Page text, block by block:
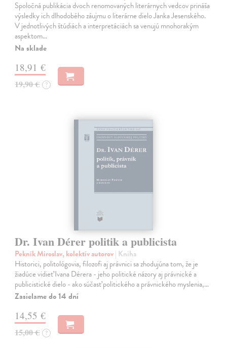
Spoločná publikácia dvoch renomovaných literárnych vedcov prináša
výsledky ich dlhodobého záujmu o literárne dielo Janka Jesenského.
V jednotlivých štúdiách a interpretáciách sa venujú mnohorakým
aspektom…
Na sklade
18,91 €
19,90 € ?
Dr. Ivan Dérer politik a publicista
Pekník Miroslav, kolektív autorov| Kniha
Historici, politológovia, filozofi aj právnici sa zhodujúna tom, že je
žiadúce vidieť Ivana Dérera - jeho politické názory aj právnické a
publicistické dielo - ako súčasť politického a právnického myslenia,…
Zasielame do 14 dní
14,55 €
15,00 € ?